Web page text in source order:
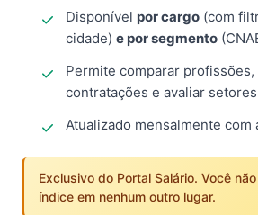
Disponível por cargo (com
cidade) e por segmento
Permite comparar
contratações e avaliar setores
Atualizado mensalmente com
Exclusivo do Portal Salário. Você
índice em nenhum outro lugar.